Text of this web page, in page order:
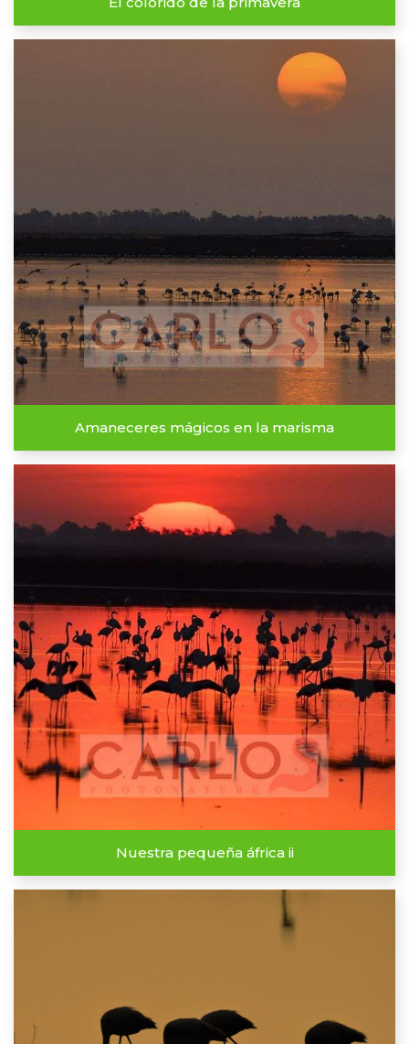
Amaneceres mágicos en la marisma
Nuestra pequeña áfrica ii